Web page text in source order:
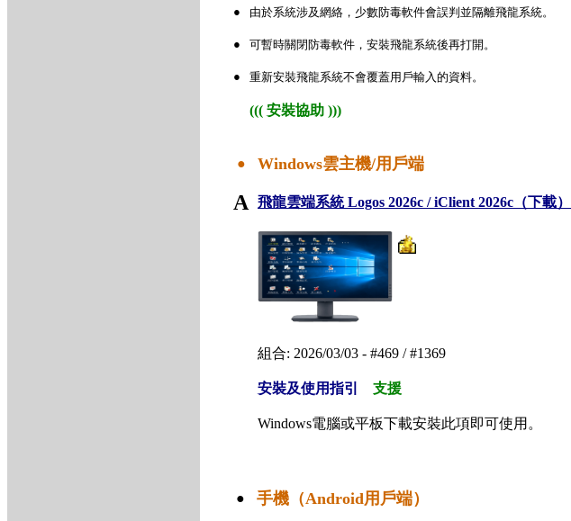
● 由於系統涉及網絡，少數防毒軟件會誤判並隔離飛龍系統。
● 可暫時關閉防毒軟件，安裝飛龍系統後再打開。
● 重新安裝飛龍系統不會覆蓋用戶輸入的資料。
((( 安裝協助 )))
● Windows雲主機/用戶端
A 飛龍雲端系統 Logos 2026c / iClient 2026c（下載）
組合: 2026/03/03 - #469 / #1369
安裝及使用指引 支援
Windows電腦或平板下載安裝此項即可使用。
● 手機（Android用戶端）